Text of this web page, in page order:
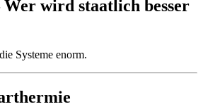
wird staatlich besser
Systeme enorm.